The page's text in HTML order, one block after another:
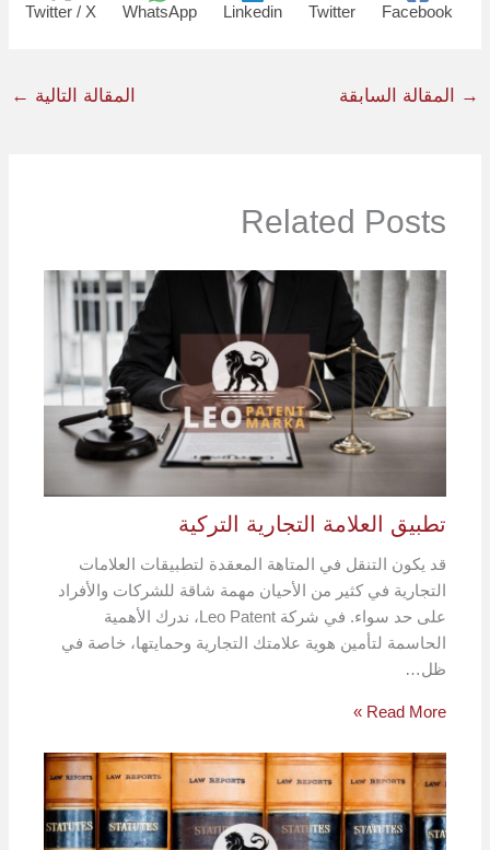
Facebook
Twitter
Linkedin
WhatsApp
Twitter / X
→ المقالة السابقة المقالة التالية ←
Related Posts
تطبيق العلامة التجارية التركية
قد يكون التنقل في المتاهة المعقدة لتطبيقات العلامات
التجارية في كثير من الأحيان مهمة شاقة للشركات والأفراد
على حد سواء. في شركة Leo Patent، ندرك الأهمية
الحاسمة لتأمين هوية علامتك التجارية وحمايتها، خاصة في
ظل…
Read More »